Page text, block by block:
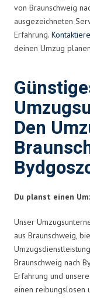
von Braunschweig
ausgezeichneten
Erfahrung.
deinen Umzug
Den
Du planst einen
Unser
aus Braunschweig,
Braunschweig nach
Erfahrung und
einen reibungslosen